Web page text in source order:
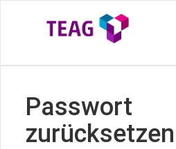
Passwort
zurücksetzen